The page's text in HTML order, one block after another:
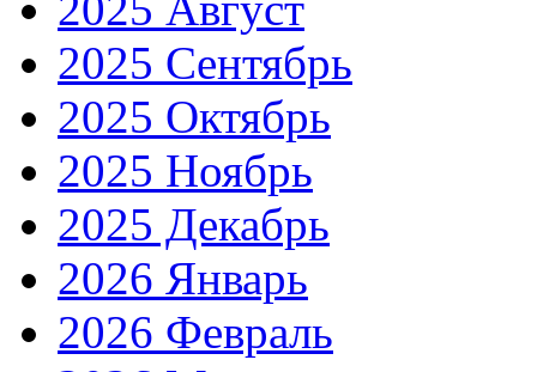
2025 Сентябрь
2025 Октябрь
2025 Ноябрь
2025 Декабрь
2026 Январь
2026 Февраль